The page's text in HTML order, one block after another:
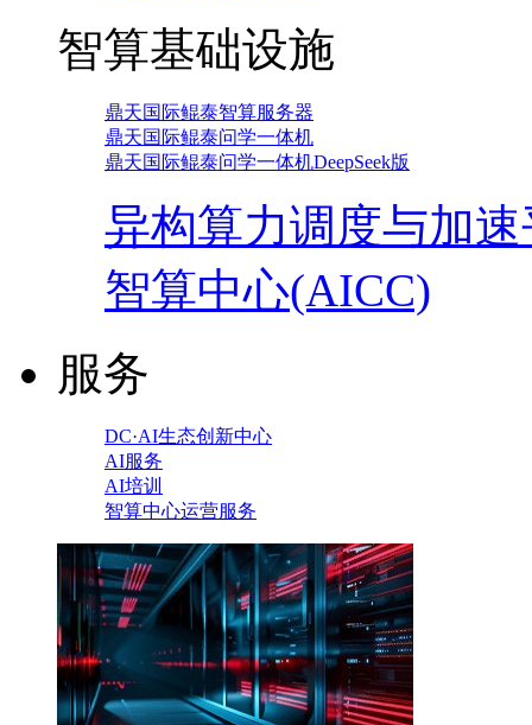
智算基础设施
鼎天国际鲲泰智算服务器
鼎天国际鲲泰问学一体机
鼎天国际鲲泰问学一体机DeepSeek版
异构算力调度与加
智算中心(AICC)
服务
DC·AI生态创新中心
AI服务
AI培训
智算中心运营服务